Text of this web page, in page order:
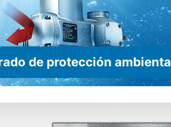
de protección